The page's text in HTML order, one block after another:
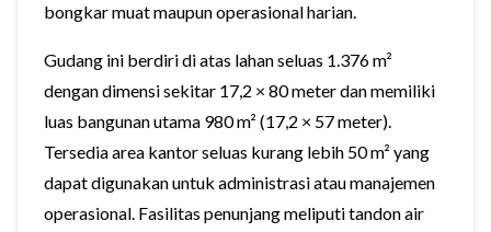
bongkar muat maupun operasional harian.
Gudang ini berdiri di atas lahan seluas 1.376 m²
dengan dimensi sekitar 17,2 × 80 meter dan memiliki
luas bangunan utama 980 m² (17,2 × 57 meter).
Tersedia area kantor seluas kurang lebih 50 m² yang
dapat digunakan untuk administrasi atau manajemen
operasional. Fasilitas penunjang meliputi tandon air